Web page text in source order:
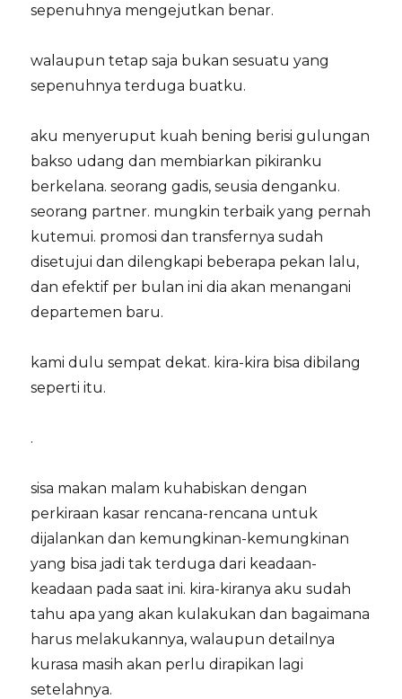
sepenuhnya mengejutkan benar.
walaupun tetap saja bukan sesuatu yang
sepenuhnya terduga buatku.
aku menyeruput kuah bening berisi gulungan
bakso udang dan membiarkan pikiranku
berkelana. seorang gadis, seusia denganku.
seorang partner. mungkin terbaik yang pernah
kutemui. promosi dan transfernya sudah
disetujui dan dilengkapi beberapa pekan lalu,
dan efektif per bulan ini dia akan menangani
departemen baru.
kami dulu sempat dekat. kira-kira bisa dibilang
seperti itu.
.
sisa makan malam kuhabiskan dengan
perkiraan kasar rencana-rencana untuk
dijalankan dan kemungkinan-kemungkinan
yang bisa jadi tak terduga dari keadaan-
keadaan pada saat ini. kira-kiranya aku sudah
tahu apa yang akan kulakukan dan bagaimana
harus melakukannya, walaupun detailnya
kurasa masih akan perlu dirapikan lagi
setelahnya.